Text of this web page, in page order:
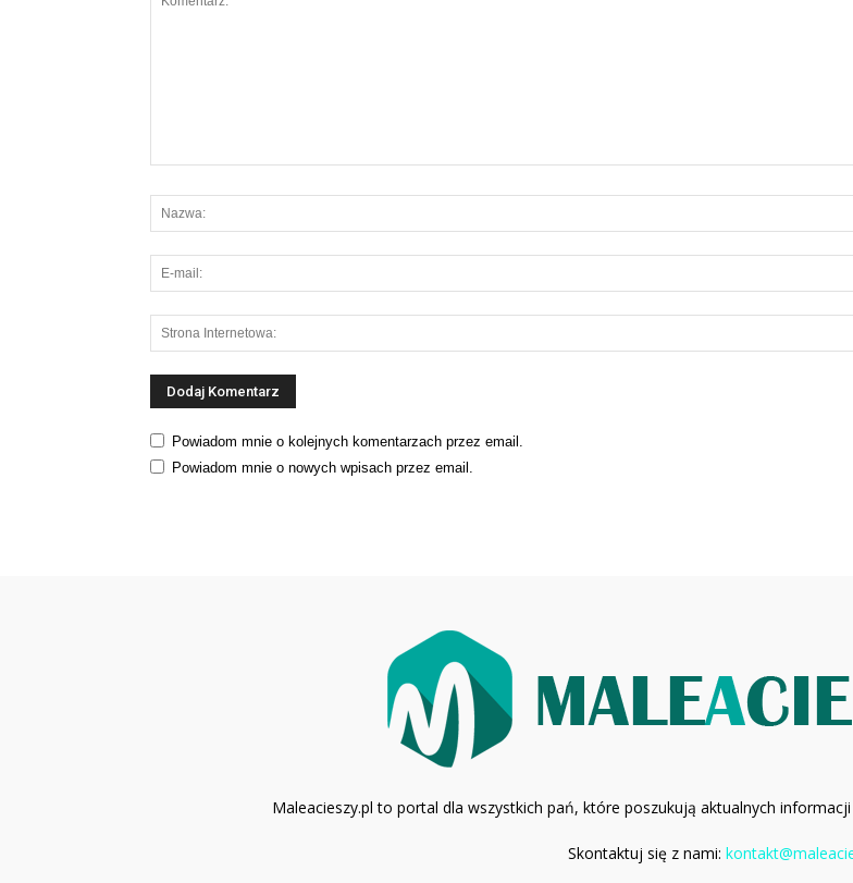
Powiadom mnie o kolejnych komentarzach przez email.
Powiadom mnie o nowych wpisach przez email.
Maleacieszy.pl to portal dla wszystkich pań, które poszukują aktualnych
Skontaktuj się z nami: